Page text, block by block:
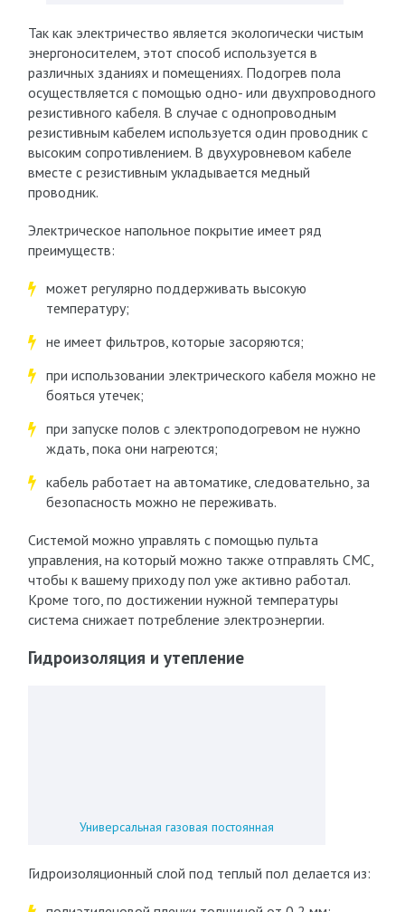
Так как электричество является экологически чистым
энергоносителем, этот способ используется в
различных зданиях и помещениях. Подогрев пола
осуществляется с помощью одно- или двухпроводного
резистивного кабеля. В случае с однопроводным
резистивным кабелем используется один проводник с
высоким сопротивлением. В двухуровневом кабеле
вместе с резистивным укладывается медный
проводник.
Электрическое напольное покрытие имеет ряд
преимуществ:
может регулярно поддерживать высокую
температуру;
не имеет фильтров, которые засоряются;
при использовании электрического кабеля можно не
бояться утечек;
при запуске полов с электроподогревом не нужно
ждать, пока они нагреются;
кабель работает на автоматике, следовательно, за
безопасность можно не переживать.
Системой можно управлять с помощью пульта
управления, на который можно также отправлять СМС,
чтобы к вашему приходу пол уже активно работал.
Кроме того, по достижении нужной температуры
система снижает потребление электроэнергии.
Гидроизоляция и утепление
Универсальная газовая постоянная
Гидроизоляционный слой под теплый пол делается из: